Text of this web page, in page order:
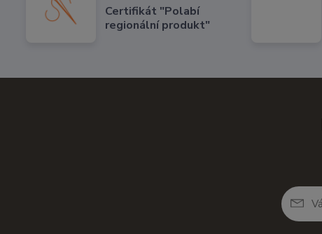
Certifikát "Polabí
regionální produkt"